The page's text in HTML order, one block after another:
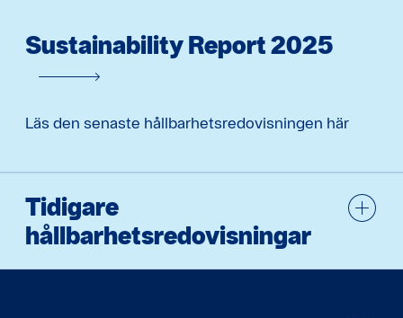
Sustainability Report 2025
Läs den senaste hållbarhetsredovisningen här
Tidigare
hållbarhetsredovisningar